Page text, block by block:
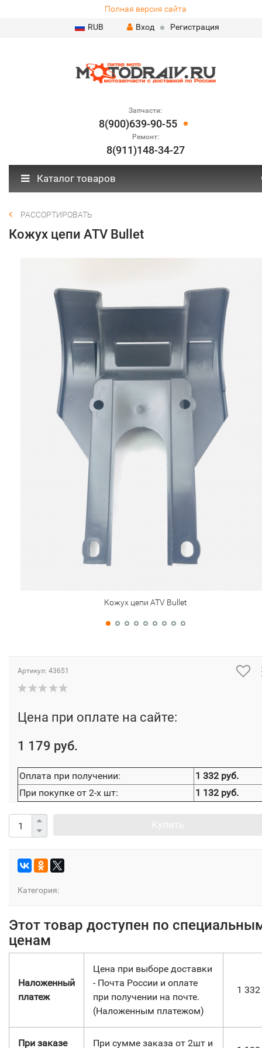
Полная версия сайта
RUB
Вход Регистрация
Запчасти:
8(900)639-90-55
Ремонт:
8(911)148-34-27
Каталог товаров
РАССОРТИРОВАТЬ
Кожух цепи ATV Bullet
Кожух цепи ATV Bullet
Артикул: 43651
Цена при оплате на сайте:
1 179 руб.
Оплата при получении:
1 332 руб.
При покупке от 2-х шт:
1 132 руб.
Категория:
Этот товар доступен по
ценам
Наложенный
платеж
Цена при выборе доставки
- Почта России и оплате
при получении на почте.
(Наложенным платежом)
1 332
При заказе При сумме заказа от 2шт и